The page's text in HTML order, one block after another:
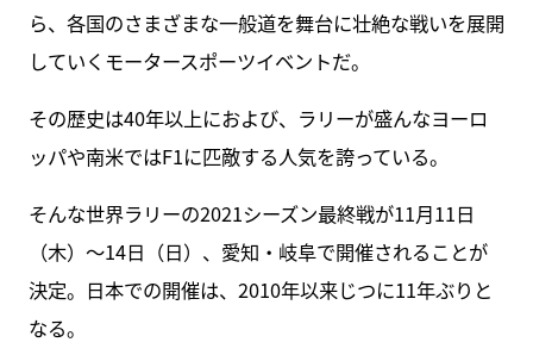
ら、各国のさまざまな一般道を舞台に壮絶な戦いを展開
していくモータースポーツイベントだ。
その歴史は40年以上におよび、ラリーが盛んなヨーロ
ッパや南米ではF1に匹敵する人気を誇っている。
そんな世界ラリーの2021シーズン最終戦が11月11日
（木）～14日（日）、愛知・岐阜で開催されることが
決定。日本での開催は、2010年以来じつに11年ぶりと
なる。